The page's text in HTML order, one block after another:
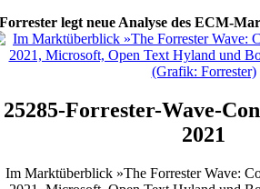
Forrester legt neue Analyse des ECM-
25285-Forrester-Wave-
2021
Im Marktüberblick »The Forrester Wave: